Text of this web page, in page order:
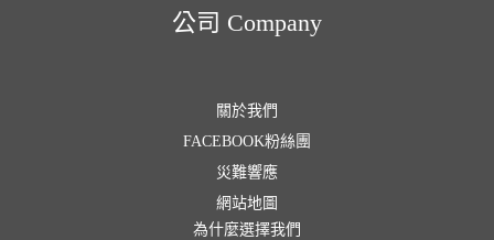
公司 Company
關於我們
FACEBOOK粉絲團
災難響應
網站地圖
為什麼選擇我們